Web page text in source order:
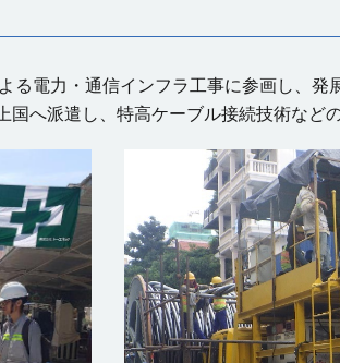
電力・通信インフラ工事に参画し、
へ派遣し、特高ケーブル接続技術など